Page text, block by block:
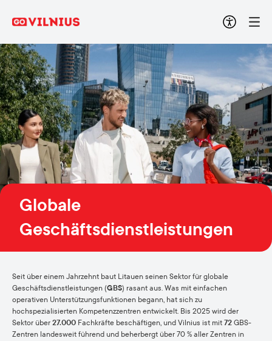
Globale
Geschäftsdienstleistungen
Seit über einem Jahrzehnt baut Litauen seinen Sektor für globale
Geschäftsdienstleistungen (GBS) rasant aus. Was mit einfachen
operativen Unterstützungsfunktionen begann, hat sich zu
hochspezialisierten Kompetenzzentren entwickelt. Bis 2025 wird der
Sektor über 27.000 Fachkräfte beschäftigen, und Vilnius ist mit 72 GBS-
Zentren landesweit führend und beherbergt über 70 % aller Zentren in